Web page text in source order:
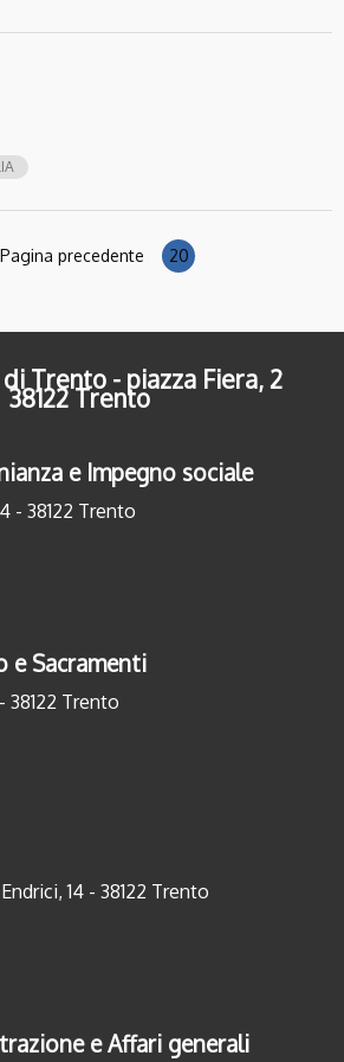
Pagina precedente 20
Trento - piazza Fiera, 2
38122 Trento
e Impegno sociale
- 38122 Trento
e Sacramenti
38122 Trento
14 - 38122 Trento
e Affari generali